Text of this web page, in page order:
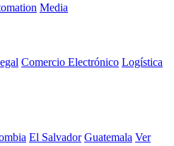
Media
Comercio Electrónico Logística
El Salvador Guatemala Ver